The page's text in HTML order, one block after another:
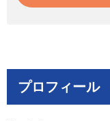
プロフィール